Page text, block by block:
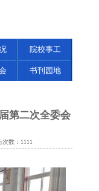
院校事工
书刊园地
第二次全委会
数： 1111